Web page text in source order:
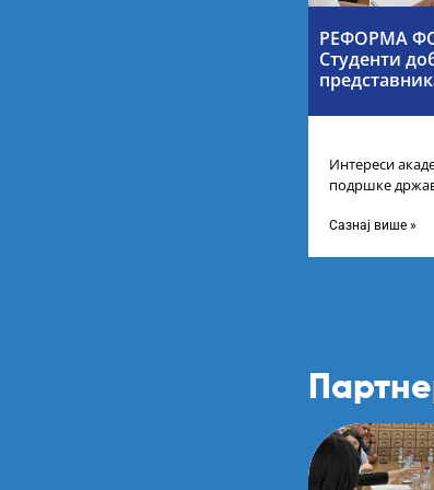
РЕФОРМА
Студенти
Интереси
подршке
Сазнај више »